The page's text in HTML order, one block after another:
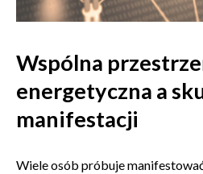
Wspólna
energetyczna a
manifestacji
Wiele osób próbuje